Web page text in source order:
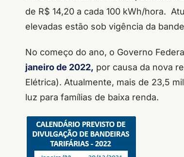
de R$ 14,20 a cada 100 kWh/hora.
elevadas estão sob vigência da
No começo do ano, o Governo
janeiro de 2022, por causa da nova
Elétrica). Atualmente, mais de 23,5
luz para famílias de baixa renda.